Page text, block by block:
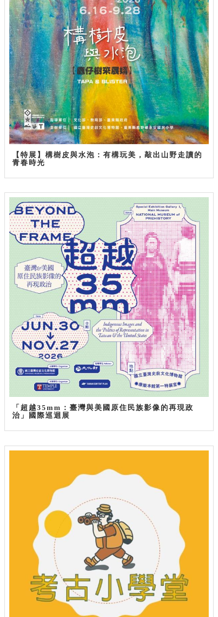
【特展】構樹皮與水泡：有構玩美，敲出山野走讀的
青春時光
「超越35mm：臺灣與美國原住民族影像的再現政
治」國際巡迴展